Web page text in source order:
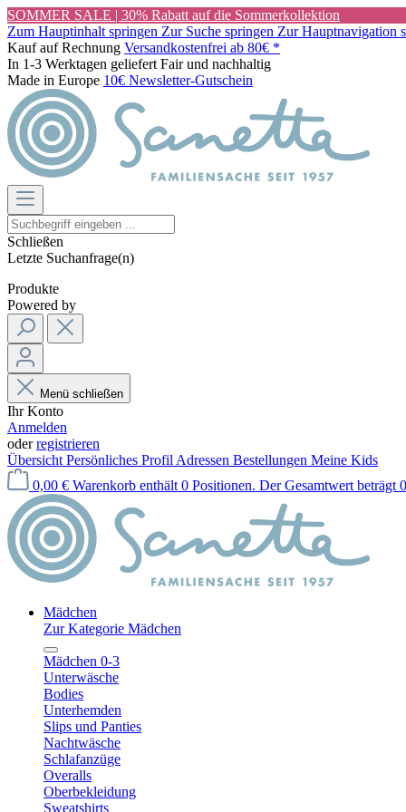
SOMMER SALE | 30% Rabatt auf die Sommerkollektion
Zum Hauptinhalt springen Zur Suche springen Zur Hauptnavigation
Kauf auf Rechnung Versandkostenfrei ab 80€ *
In 1-3 Werktagen geliefert Fair und nachhaltig
Made in Europe 10€ Newsletter-Gutschein
Schließen
Letzte Suchanfrage(n)
Produkte
Powered by
Menü schließen
Ihr Konto
Anmelden
oderregistrieren
Übersicht Persönliches Profil Adressen Bestellungen Meine Kids
0,00 € Warenkorb enthält 0 Positionen. Der Gesamtwert beträgt
Mädchen
Zur Kategorie Mädchen
Mädchen 0-3
Unterwäsche
Bodies
Unterhemden
Slips und Panties
Nachtwäsche
Schlafanzüge
Overalls
Oberbekleidung
Sweatshirts